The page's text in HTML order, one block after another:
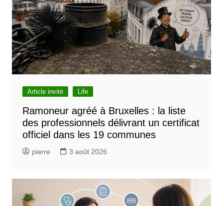
Article invité Life
Ramoneur agréé à Bruxelles : la liste
des professionnels délivrant un certificat
officiel dans les 19 communes
pierre 3 août 2026